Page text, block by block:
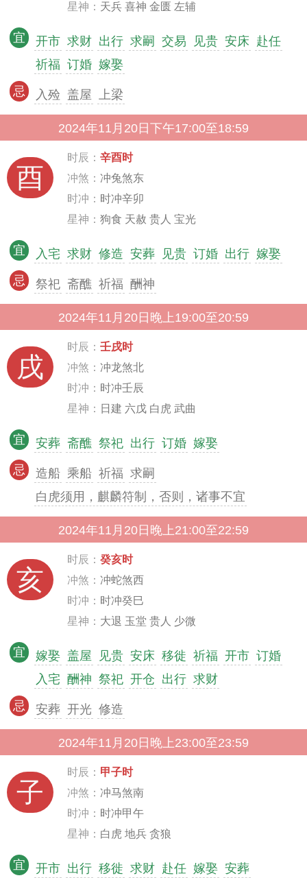
星神： 天兵 喜神 金匮 左辅
宜 开市 求财 出行 求嗣 交易 见贵 安床 赴任
祈福 订婚 嫁娶
忌 入殓 盖屋 上梁
2024年11月20日下午17:00至18:59
酉
时辰： 辛酉时
冲煞： 冲兔煞东
时冲： 时冲辛卯
星神： 狗食 天赦 贵人 宝光
宜 入宅 求财 修造 安葬 见贵 订婚 出行 嫁娶
忌 祭祀 斋醮 祈福 酬神
2024年11月20日晚上19:00至20:59
戌
时辰： 壬戌时
冲煞： 冲龙煞北
时冲： 时冲壬辰
星神： 日建 六戊 白虎 武曲
宜 安葬 斋醮 祭祀 出行 订婚 嫁娶
忌 造船 乘船 祈福 求嗣
白虎须用，麒麟符制，否则，诸事不宜
2024年11月20日晚上21:00至22:59
亥
时辰： 癸亥时
冲煞： 冲蛇煞西
时冲： 时冲癸巳
星神： 大退 玉堂 贵人 少微
宜 嫁娶 盖屋 见贵 安床 移徙 祈福 开市 订婚
入宅 酬神 祭祀 开仓 出行 求财
忌 安葬 开光 修造
2024年11月20日晚上23:00至23:59
子
时辰： 甲子时
冲煞： 冲马煞南
时冲： 时冲甲午
星神： 白虎 地兵 贪狼
宜 开市 出行 移徙 求财 赴任 嫁娶 安葬